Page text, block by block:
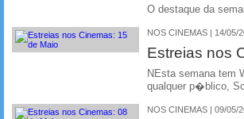
O destaque da
NOS CINEMAS | 14/05/
Estreias nos
NEsta semana tem
qualquer p�blico,
NOS CINEMAS | 09/05/